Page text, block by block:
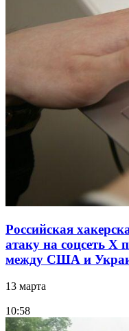
Российская
атаку на соцсеть Х
между США и
13 марта
10:58